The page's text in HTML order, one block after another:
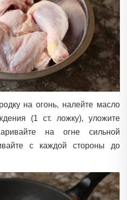
на огонь, налейте масло
(1 ст. ложку), уложите
на огне сильной
с каждой стороны до